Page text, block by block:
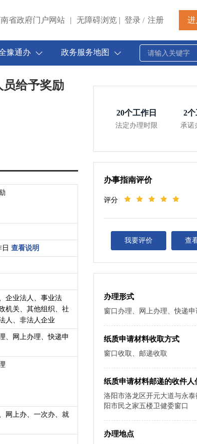
省政府门户网站 | 无障碍浏览 | 登录 / 注册 进
豫通办 政务服务地图
给予奖励
查看说明
企业法人、事业法
机关、其他组织、社
人、非法人企业
、网上办理、快递申
网上办、一次办、就
20个工作日
法定办理时限
2个
承诺
办事指南评价
评分
我要评价 查
办理形式
窗口办理、网上办理、快递申
纸质申请材料收取方式
窗口收取、邮递收取
纸质申请材料邮递的收件人
洛阳市洛龙区开元大道与永
阳市民之家五楼卫健委窗口
办理地点